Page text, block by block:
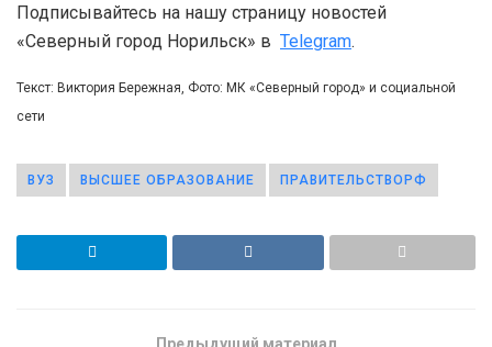
Подписывайтесь на нашу страницу новостей
«Северный город Норильск» в Telegram.
Текст: Виктория Бережная, Фото: МК «Северный город» и социальной
сети
ВУЗ ВЫСШЕЕ ОБРАЗОВАНИЕ ПРАВИТЕЛЬСТВОРФ
Предыдущий материал